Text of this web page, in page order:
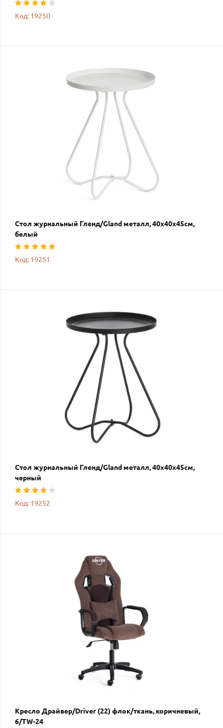
Код: 19250
Стол журнальный Гленд/Gland металл, 40х40х45см,
белый
Код: 19251
Стол журнальный Гленд/Gland металл, 40х40х45см,
черный
Код: 19252
Кресло Драйвер/Driver (22) флок/ткань, коричневый,
6/TW-24